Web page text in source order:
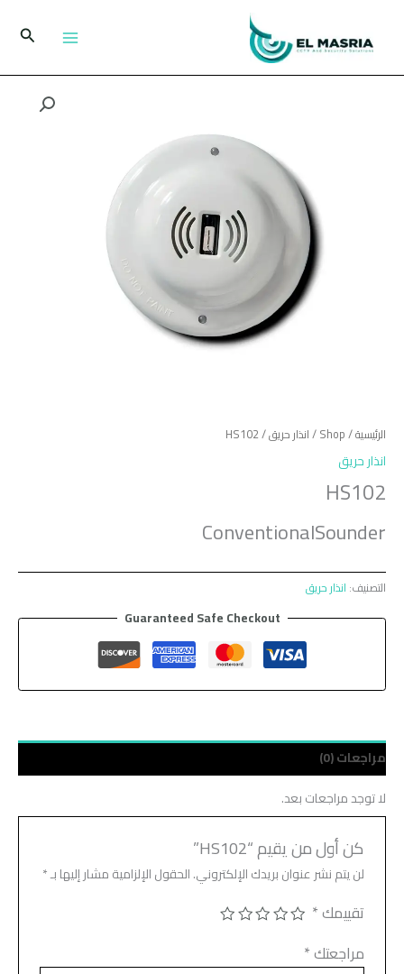
المحتوى
البحث
الرئيسية/
Shop
/انذار حريق/ HS102
انذار حريق
HS102
ConventionalSounder
التصنيف: انذار حريق
Guaranteed Safe Checkout
مراجعات (0)
لا توجد مراجعات بعد.
كن أول من يقيم “HS102”
لن يتم نشر عنوان بريدك الإلكتروني.الحقول الإلزامية مشار إليها بـ*
تقييمك*
مراجعتك*